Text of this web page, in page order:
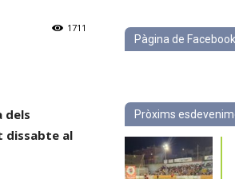
1711
dels
dissabte al
Pàgina de Facebook
Pròxims